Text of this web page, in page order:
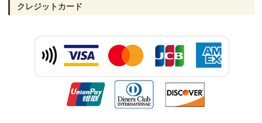
クレジットカード